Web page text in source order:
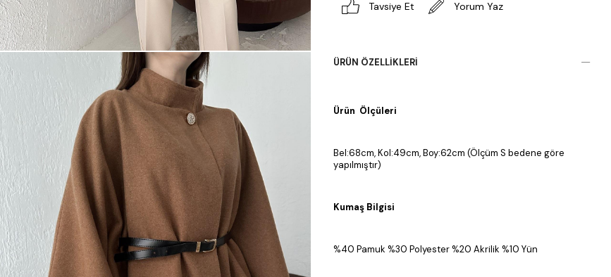
Tavsiye Et Yorum Yaz
ÜRÜN ÖZELLIKLERI
Ürün Ölçüleri
Bel:68cm, Kol:49cm, Boy:62cm (Ölçüm S bedene göre
yapılmıştır)
Kumaş Bilgisi
%40 Pamuk %30 Polyester %20 Akrilik %10 Yün